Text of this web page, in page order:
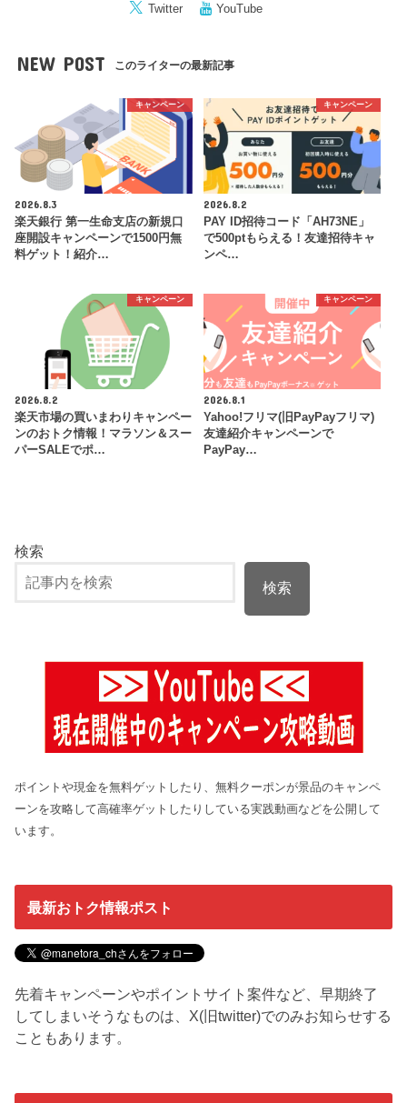
Twitter YouTube
NEW POST このライターの最新記事
キャンペーン
2026.8.3
楽天銀行 第一生命支店の新規口
座開設キャンペーンで1500円無
料ゲット！紹介…
キャンペーン
2026.8.2
PAY ID招待コード「AH73NE」
で500ptもらえる！友達招待キャ
ンペ…
キャンペーン
2026.8.2
楽天市場の買いまわりキャンペー
ンのおトク情報！マラソン＆スー
パーSALEでポ…
キャンペーン
2026.8.1
Yahoo!フリマ(旧PayPayフリマ)
友達紹介キャンペーンで
PayPay…
検索
検索
ポイントや現金を無料ゲットしたり、無料クーポンが景品のキャンペ
ーンを攻略して高確率ゲットしたりしている実践動画などを公開して
います。
最新おトク情報ポスト
先着キャンペーンやポイントサイト案件など、早期終了
してしまいそうなものは、X(旧twitter)でのみお知らせする
こともあります。